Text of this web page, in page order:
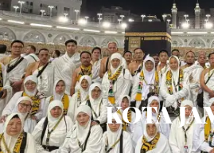
KOTA